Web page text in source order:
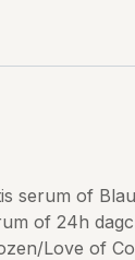
serum of
of 24h
Love of